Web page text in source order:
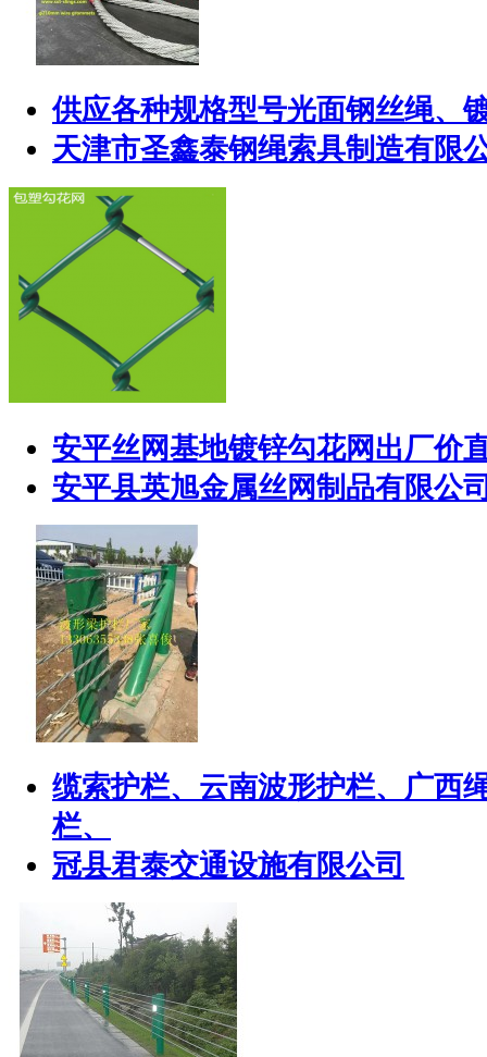
供应各种规格型号光面钢丝绳、
天津市圣鑫泰钢绳索具制造有限
安平丝网基地镀锌勾花网出厂价
安平县英旭金属丝网制品有限公
缆索护栏、云南波形护栏、广西
栏、
冠县君泰交通设施有限公司